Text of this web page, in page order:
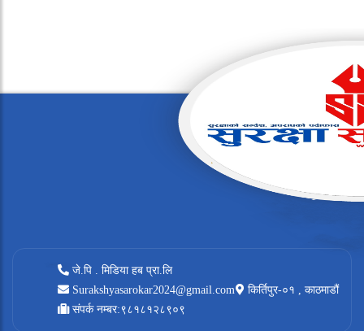
जे.पि . मिडिया हब प्रा.लि
Surakshyasarokar2024@gmail.com
किर्तिपुर-०१ , काठमाडौं
संपर्क नम्बर:९८१८१२८९०९